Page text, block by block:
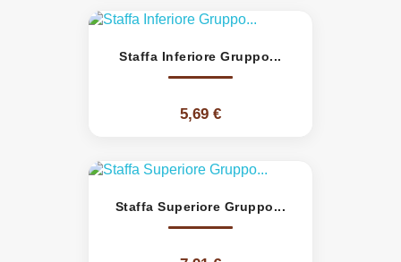
Staffa Inferiore Gruppo...
5,69 €
Staffa Superiore Gruppo...